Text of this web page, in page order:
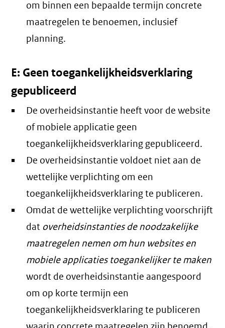
om binnen een bepaalde termijn concrete
maatregelen te benoemen, inclusief
planning.
E: Geen toegankelijkheidsverklaring
gepubliceerd
De overheidsinstantie heeft voor de website
of mobiele applicatie geen
toegankelijkheidsverklaring gepubliceerd.
De overheidsinstantie voldoet niet aan de
wettelijke verplichting om een
toegankelijkheidsverklaring te publiceren.
Omdat de wettelijke verplichting voorschrijft
dat overheidsinstanties de noodzakelijke
maatregelen nemen om hun websites en
mobiele applicaties toegankelijker te maken
wordt de overheidsinstantie aangespoord
om op korte termijn een
toegankelijkheidsverklaring te publiceren